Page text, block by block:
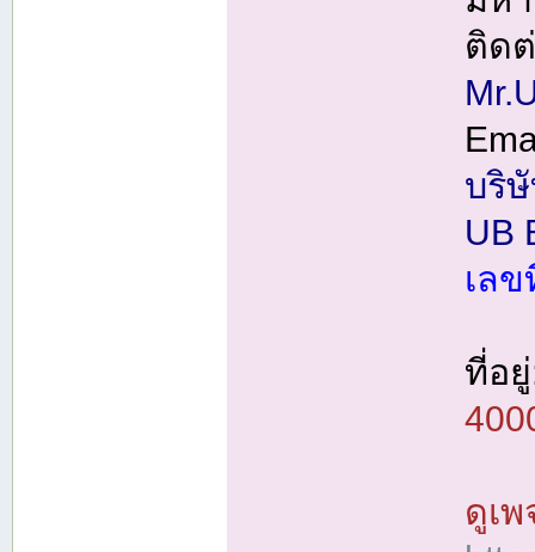
ติด
บริ
UB
เล
ที่อ
ดูเ